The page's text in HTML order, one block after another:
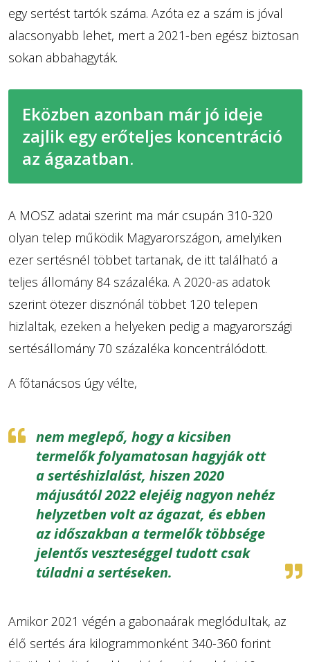
egy sertést tartók száma. Azóta ez a szám is jóval
alacsonyabb lehet, mert a 2021-ben egész biztosan
sokan abbahagyták.
Eközben azonban már jó ideje
zajlik egy erőteljes koncentráció
az ágazatban.
A MOSZ adatai szerint ma már csupán 310-320
olyan telep működik Magyarországon, amelyiken
ezer sertésnél többet tartanak, de itt található a
teljes állomány 84 százaléka. A 2020-as adatok
szerint ötezer disznónál többet 120 telepen
hizlaltak, ezeken a helyeken pedig a magyarországi
sertésállomány 70 százaléka koncentrálódott.
A főtanácsos úgy vélte,
nem meglepő, hogy a kicsiben
termelők folyamatosan hagyják ott
a sertéshizlalást, hiszen 2020
májusától 2022 elejéig nagyon nehéz
helyzetben volt az ágazat, és ebben
az időszakban a termelők többsége
jelentős veszteséggel tudott csak
túladni a sertéseken.
Amikor 2021 végén a gabonaárak meglódultak, az
élő sertés ára kilogrammonként 340-360 forint